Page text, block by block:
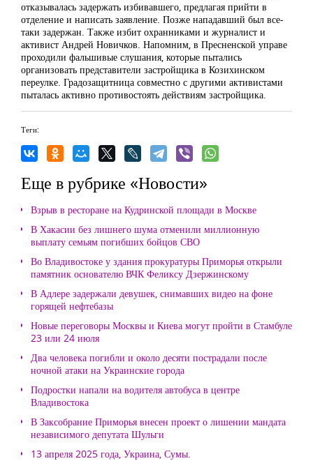
отказывалась задержать избивавшего, предлагая прийти в
отделение и написать заявление. Позже нападавший был все-
таки задержан. Также избит охранниками и журналист и
активист Андрей Новичков. Напомним, в Пресненской управе
проходили фальшивые слушания, которые пытались
организовать представители застройщика в Козихинском
переулке. Градозащитница совместно с другими активистами
пыталась активно противостоять действиям застройщика.
Теги:
Еще в рубрике «Новости»
Взрыв в ресторане на Кудринской площади в Москве
В Хакасии без лишнего шума отменили миллионную
выплату семьям погибших бойцов СВО
Во Владивостоке у здания прокуратуры Приморья открыли
памятник основателю ВЧК Феликсу Дзержинскому
В Адлере задержали девушек, снимавших видео на фоне
горящей нефтебазы
Новые переговоры Москвы и Киева могут пройти в Стамбуле
23 или 24 июля
Два человека погибли и около десяти пострадали после
ночной атаки на Украинские города
Подростки напали на водителя автобуса в центре
Владивостока
В Заксобрание Приморья внесен проект о лишении мандата
независимого депутата Шульги
13 апреля 2025 года, Украина, Сумы.